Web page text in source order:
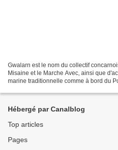
Gwalarn est le nom du collectif
Misaine et le Marche Avec, ainsi que
marine traditionnelle comme à bord du
Hébergé par Canalblog
Top articles
Pages